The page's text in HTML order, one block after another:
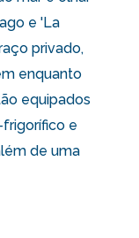
e 'La
privado,
enquanto
equipados
e
de uma